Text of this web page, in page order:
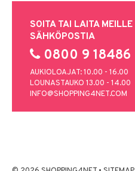
SOITA TAI LAITA MEILLE
SÄHKÖPOSTIA
0800 9 18486
AUKIOLOAJAT: 10.00 - 16.00
LOUNASTAUKO 13.00 - 14.00
INFO@SHOPPING4NET.COM